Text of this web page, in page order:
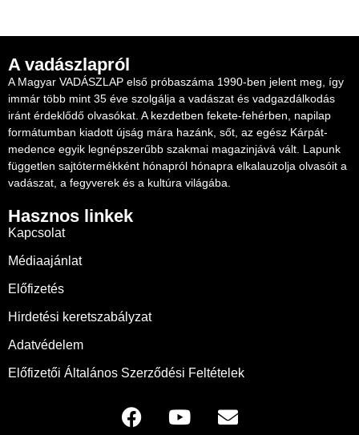
A vadászlapról
A Magyar VADÁSZLAP első próbaszáma 1990-ben jelent meg, így
immár több mint 35 éve szolgálja a vadászat és vadgazdálkodás
iránt érdeklődő olvasókat. A kezdetben fekete-fehérben, napilap
formátumban kiadott újság mára hazánk, sőt, az egész Kárpát-
medence egyik legnépszerűbb szakmai magazinjává vált. Lapunk
független sajtótermékként hónapról hónapra elkalauzolja olvasóit a
vadászat, a fegyverek és a kultúra világába.
Hasznos linkek
Kapcsolat
Médiaajánlat
Előfizetés
Hirdetési keretszabályzat
Adatvédelem
Előfizetői Általános Szerződési Feltételek